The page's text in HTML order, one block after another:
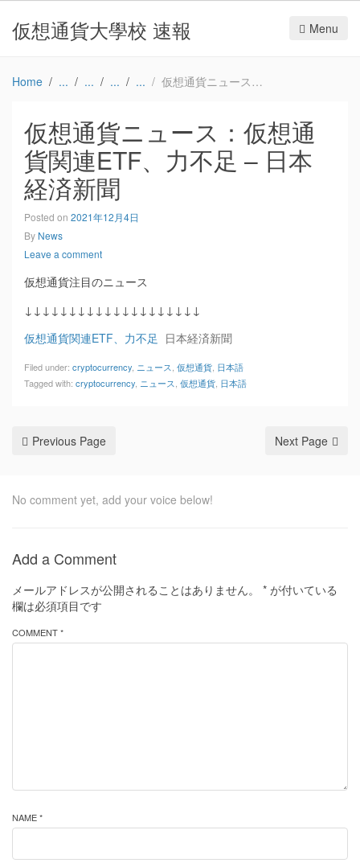
仮想通貨大學校 速報 Menu
Home 仮想通貨ニュース：仮想通貨関連ETF、力不足 – 日本経済新聞
仮想通貨ニュース：仮想通
貨関連ETF、力不足 – 日本
経済新聞
Posted on 2021年12月4日
By News
Leave a comment
仮想通貨注目のニュース
↓↓↓↓↓↓↓↓↓↓↓↓↓↓↓↓↓↓↓↓
仮想通貨関連ETF、力不足 日本経済新聞
Filed under: cryptocurrency ニュース 仮想通貨 日本語
Tagged with: cryptocurrency ニュース 仮想通貨 日本語
Previous Page Next Page
No comment yet, add your voice below!
Add a Comment
メールアドレスが公開されることはありません。 * が付いている
欄は必須項目です
COMMENT *
NAME *